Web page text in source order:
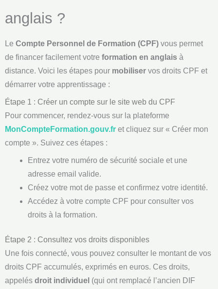
anglais ?
Le Compte Personnel de Formation (CPF) vous permet
de financer facilement votre formation en anglais à
distance. Voici les étapes pour mobiliser vos droits CPF et
démarrer votre apprentissage :
Étape 1 : Créer un compte sur le site web du CPF
Pour commencer, rendez-vous sur la plateforme
MonCompteFormation.gouv.fr et cliquez sur « Créer mon
compte ». Suivez ces étapes :
Entrez votre numéro de sécurité sociale et une
adresse email valide.
Créez votre mot de passe et confirmez votre identité.
Accédez à votre compte CPF pour consulter vos
droits à la formation.
Étape 2 : Consultez vos droits disponibles
Une fois connecté, vous pouvez consulter le montant de vos
droits CPF accumulés, exprimés en euros. Ces droits,
appelés droit individuel (qui ont remplacé l’ancien DIF